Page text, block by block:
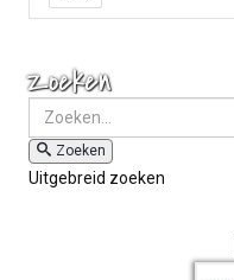
Zoeken
Zoeken
Uitgebreid zoeken